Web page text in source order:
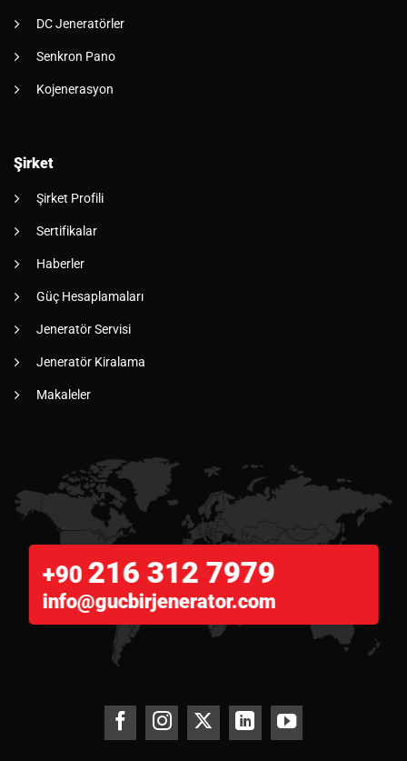
DC Jeneratörler
Senkron Pano
Kojenerasyon
Şirket
Şirket Profili
Sertifikalar
Haberler
Güç Hesaplamaları
Jeneratör Servisi
Jeneratör Kiralama
Makaleler
+90 216 312 7979
info@gucbirjenerator.com